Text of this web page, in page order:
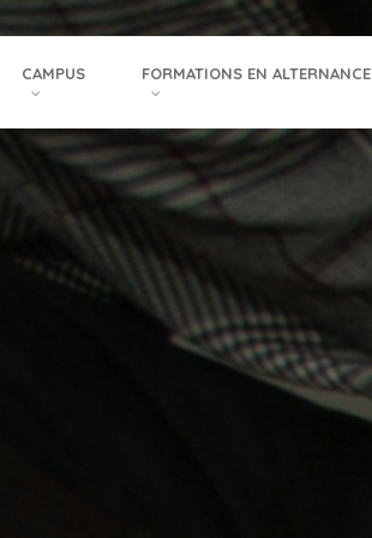
CAMPUS FORMATIONS EN ALTERNANCE